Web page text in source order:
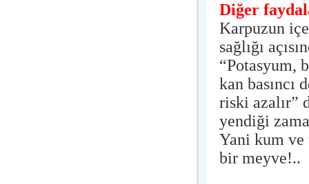
Diğer
Karpuzun
sağlığı
“Potasyum,
kan
riski azalır”
yendiği
Yani kum ve
bir meyve!..